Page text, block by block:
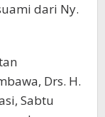
dari Ny.
Drs. H.
Sabtu